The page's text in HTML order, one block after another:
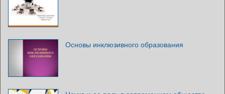
Основы инклюзивного образования